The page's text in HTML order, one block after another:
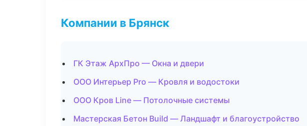
Компании в Брянск
ГК Этаж АрхПро — Окна и двери
ООО Интерьер Pro — Кровля и водостоки
ООО Кров Line — Потолочные системы
Мастерская Бетон Build — Ландшафт и благоустройство